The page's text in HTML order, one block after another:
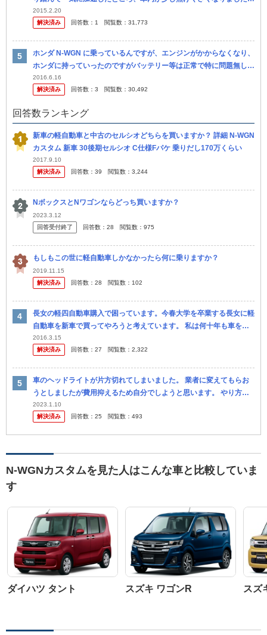
走行距離10000キロ、12ヶ月点検もついこの前終えたばかりの新車
です。 こ
2015.2.20
解決済み
回答数： 1 閲覧数： 31,773
ホンダ N-WGN に乗っているんですが、エンジンがかからなくなり、
ホンダに持っていったのですがバッテリー等は正常で特に問題無しと
言われました。リコール対象でもないらしく、ホンダでの結果では異
常...
2016.6.16
解決済み
回答数： 3 閲覧数： 30,492
回答数ランキング
新車の軽自動車と中古のセルシオどちらを買いますか？ 詳細 N-WGN
カスタム 新車 30後期セルシオ C仕様Fパケ 乗りだし170万くらい
2017.9.10
解決済み
回答数： 39 閲覧数： 3,244
NボックスとNワゴンならどっち買いますか？
2023.3.12
回答受付終了
回答数： 28 閲覧数： 975
もしもこの世に軽自動車しかなかったら何に乗りますか？
2019.11.15
解決済み
回答数： 28 閲覧数： 102
長女の軽四自動車購入で困っています。今春大学を卒業する長女に軽
自動車を新車で買ってやろうと考えています。 私は何十年も車を買
ってきた経験もありいくつもの自動車販売店も知っているので燃費や
リセーリ...
2016.3.15
解決済み
回答数： 27 閲覧数： 2,322
車のヘッドライトが片方切れてしまいました。 業者に変えてもらお
うとしましたが費用抑えるため自分でしようと思います。 やり方はY
ouTubeなどで調べてるのですが 商品がどれがいいのか分かりま...
2023.1.10
解決済み
回答数： 25 閲覧数： 493
N-WGNカスタムを見た人はこんな車と比較していま
す
ダイハツ タント スズキ ワゴンR スズ